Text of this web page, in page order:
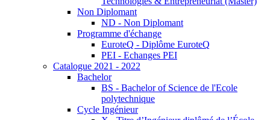
Non Diplomant
ND - Non Diplomant
Programme d'échange
EuroteQ - Diplôme EuroteQ
PEI - Echanges PEI
Catalogue 2021 - 2022
Bachelor
BS - Bachelor of Science de l'Ecole
polytechnique
Cycle Ingénieur